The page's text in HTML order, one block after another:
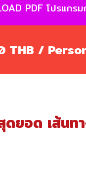
PDF โปรแกร
THB /
ดยอด เส้นท